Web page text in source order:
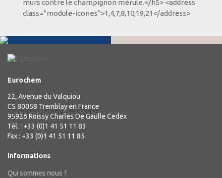
murs contre le champignon mérule.</h5> <address
class="module-icones">1,4,7,8,10,19,21</address>
Eurochem
22, Avenue du Valquiou
CS 80058 Tremblay en France
95926 Roissy Charles De Gaulle Cedex
Tél. : +33 (0)1 41 51 11 83
Fax : +33 (0)1 41 51 11 85
Informations
Qui sommes nous ?